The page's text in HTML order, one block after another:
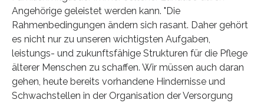
Angehörige geleistet werden kann. "Die
Rahmenbedingungen ändern sich rasant. Daher gehört
es nicht nur zu unseren wichtigsten Aufgaben,
leistungs- und zukunftsfähige Strukturen für die Pflege
älterer Menschen zu schaffen. Wir müssen auch daran
gehen, heute bereits vorhandene Hindernisse und
Schwachstellen in der Organisation der Versorgung